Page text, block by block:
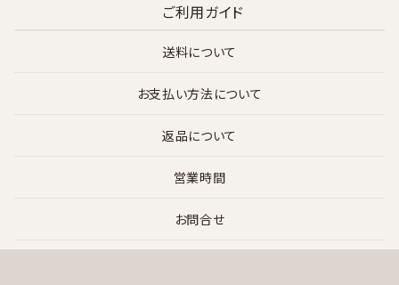
ご利用ガイド
送料について
お支払い方法について
返品について
営業時間
お問合せ